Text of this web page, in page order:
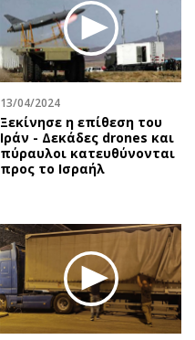
13/04/2024
Ξεκίνησε η επίθεση του
Ιράν - Δεκάδες drones και
πύραυλοι κατευθύνονται
προς το Ισραήλ